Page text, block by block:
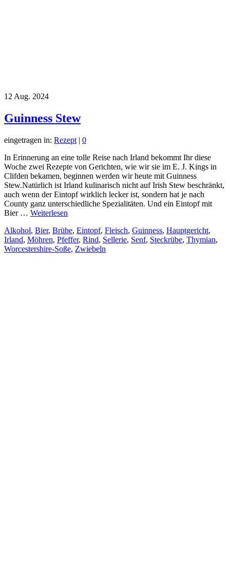
12 Aug. 2024
Guinness Stew
eingetragen in: Rezept | 0
In Erinnerung an eine tolle Reise nach Irland bekommt Ihr diese
Woche zwei Rezepte von Gerichten, wie wir sie im E. J. Kings in
Clifden bekamen, beginnen werden wir heute mit Guinness
Stew.Natürlich ist Irland kulinarisch nicht auf Irish Stew beschränkt,
auch wenn der Eintopf wirklich lecker ist, sondern hat je nach
County ganz unterschiedliche Spezialitäten. Und ein Eintopf mit
Bier … Weiterlesen
Alkohol, Bier, Brühe, Eintopf, Fleisch, Guinness, Hauptgericht,
Irland, Möhren, Pfeffer, Rind, Sellerie, Senf, Steckrübe, Thymian,
Worcestershire-Soße, Zwiebeln